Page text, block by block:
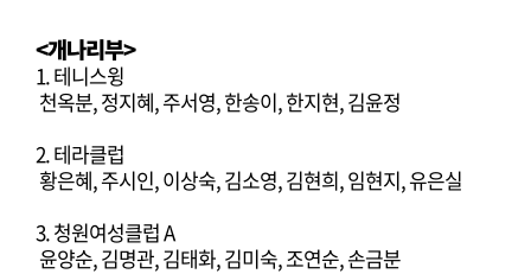
<개나리부>
1. 테니스윙
천옥분, 정지혜, 주서영, 한송이, 한지현, 김윤정
2. 테라클럽
황은혜, 주시인, 이상숙, 김소영, 김현희, 임현지, 유은실
3. 청원여성클럽 A
윤양순, 김명관, 김태화, 김미숙, 조연순, 손금분